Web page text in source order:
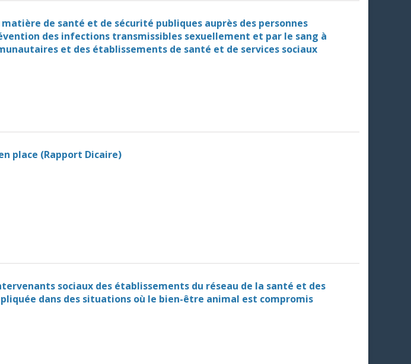
de santé et de sécurité publiques auprès des personnes
des infections transmissibles sexuellement et par le sang à
et des établissements de santé et de services sociaux
place (Rapport Dicaire)
sociaux des établissements du réseau de la santé et des
dans des situations où le bien-être animal est compromis